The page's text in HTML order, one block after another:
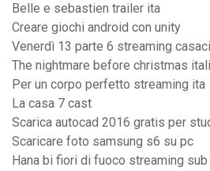
Belle e sebastien trailer ita
Creare giochi android con unity
Venerdì 13 parte 6 streaming
The nightmare before christmas
Per un corpo perfetto streaming ita
La casa 7 cast
Scarica autocad 2016 gratis per
Scaricare foto samsung s6 su pc
Hana bi fiori di fuoco streaming